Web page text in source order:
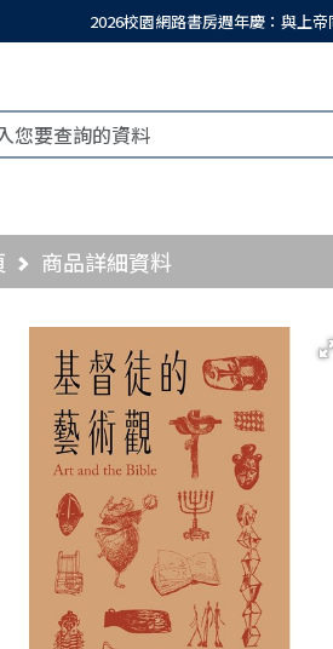
2026校園網路書房週年慶：與上帝
商品詳細資料